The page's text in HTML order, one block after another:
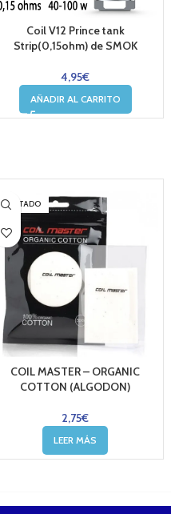
Coil V12 Prince tank
Strip(0,15ohm) de SMOK
4,95€
AÑADIR AL CARRITO
AGOTADO
COIL MASTER – ORGANIC
COTTON (ALGODON)
2,75€
LEER MÁS